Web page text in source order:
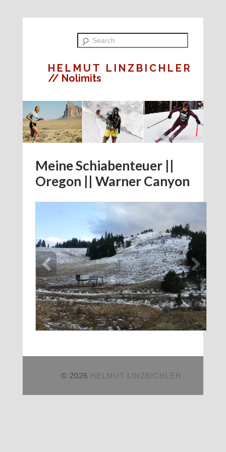
HELMUT LINZBICHLER
// Nolimits
Meine Schiabenteuer ||
Oregon || Warner Canyon
© 2026 HELMUT LINZBICHLER